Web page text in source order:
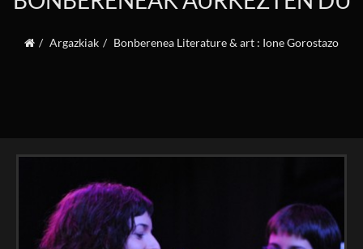
Argazkiak Bonberenea Literature & art : Ione Gorostazo